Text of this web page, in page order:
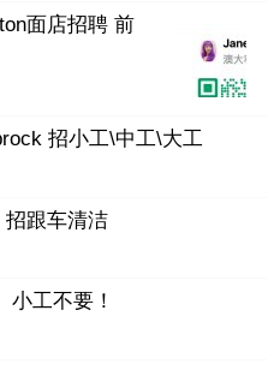
面店招聘 前
招小工\中工\大工
珀斯南部招 招跟车清洁
小工不要！